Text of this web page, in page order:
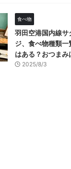
食べ物
羽田空港国内線サ
ジ、食べ物種類一
はある？おつまみ
2025/8/3